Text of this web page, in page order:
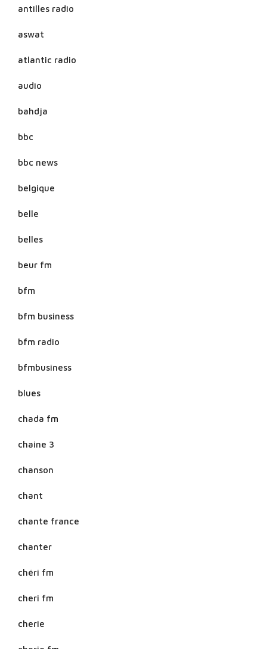
antilles radio
aswat
atlantic radio
audio
bahdja
bbc
bbc news
belgique
belle
belles
beur fm
bfm
bfm business
bfm radio
bfmbusiness
blues
chada fm
chaine 3
chanson
chant
chante france
chanter
chéri fm
cheri fm
cherie